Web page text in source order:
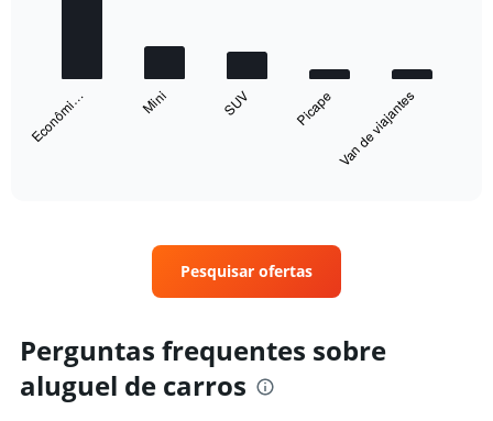
chart
has
1
has
1
Y
Econômi… Mini SUV Picape Van de viajantes
Pesquisar ofertas
Perguntas frequentes sobre
aluguel de carros